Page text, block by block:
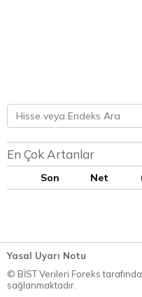
En Çok Artanlar
Son Net
Yasal Uyarı Notu
© BİST Verileri Foreks
sağlanmaktadır.